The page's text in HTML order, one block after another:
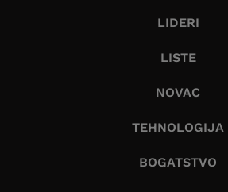
LIDERI
LISTE
NOVAC
TEHNOLOGIJA
BOGATSTVO